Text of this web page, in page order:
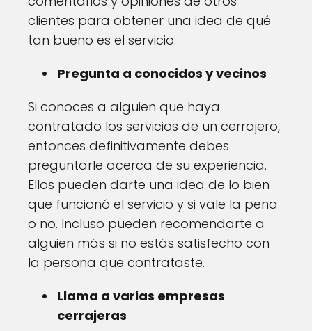
clientes para obtener una idea de qué
tan bueno es el servicio.
Pregunta a conocidos y vecinos
Si conoces a alguien que haya
contratado los servicios de un cerrajero,
entonces definitivamente debes
preguntarle acerca de su experiencia.
Ellos pueden darte una idea de lo bien
que funcionó el servicio y si vale la pena
o no. Incluso pueden recomendarte a
alguien más si no estás satisfecho con
la persona que contrataste.
Llama a varias empresas
cerrajeras